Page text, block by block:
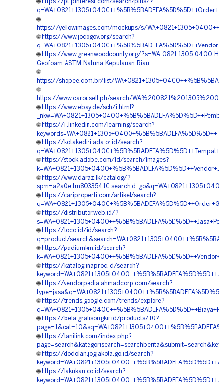
🌐 https://pt.pinterest.com/search/pins/?
🌐
https://yellowimages.com/mockups/s/
🌐 https://www.jocogov.org/search?
🌐 https://www.greenwoodcounty.org/?s=WA-0821-1305-0400-
Geofoam-ASTM-Natuna-Kepulauan-Riau
🌐
https://shopee.com.br/list/
🌐
https://www.carousell.ph/search/
🌐 https://www.ebay.de/sch/i.html?
🌐 https://il.linkedin.com/learning/search?
🌐 https://kotakediri.ada.or.id/search?
🌐 https://stock.adobe.com/id/search/images?
🌐 https://www.daraz.lk/catalog/?
🌐 https://cariproperti.com/artikel/search?
🌐 https://distributor.web.id/?
🌐 https://toco.id/id/search?
q=product/
🌐 https://padiumkm.id/search?
🌐 https://katalog.inaproc.id/search?
🌐 https://vendorpedia.ahmadcorp.com/search?
🌐 https://trends.google.com/trends/explore?
🌐 https://bela.gratisongkir.id/products/10?
🌐 https://tanilink.com/index.php?
🌐 https://dodolan.jogjakota.go.id/search?
🌐 https://lakukan.co.id/search?